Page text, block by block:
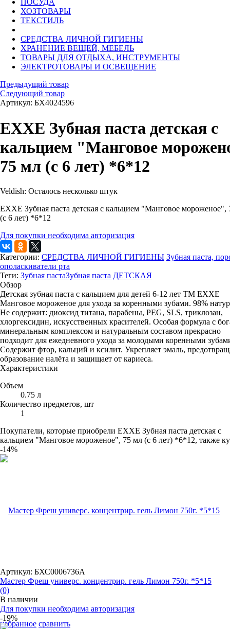
ПОСУДА
ХОЗТОВАРЫ
ТЕКСТИЛЬ
СРЕДСТВА ЛИЧНОЙ ГИГИЕНЫ
ХРАНЕНИЕ ВЕЩЕЙ, МЕБЕЛЬ
ТОВАРЫ ДЛЯ ОТДЫХА, ИНСТРУМЕНТЫ
ЭЛЕКТРОТОВАРЫ И ОСВЕЩЕНИЕ
Предыдущий товар
Следующий товар
Артикул: БХ4024596
EXXE Зубная паста детская с
кальцием "Манговое
75 мл (с 6 лет) *6*12
Veldish: Осталось несколько штук
EXXE Зубная паста детская с кальцием "Манговое мороженое",
(с 6 лет) *6*12
Для покупки необходима авторизация
Категории: СРЕДСТВА ЛИЧНОЙ ГИГИЕНЫ Зубная паста,
ополаскиватели рта
Теги: Зубная пастаЗубная паста ДЕТСКАЯ
Обзор
Детская зубная паста с кальцием для детей 6-12 лет ТМ EXXE
Манговое мороженое для ухода за коренными зубами. 98%
Не содержит: диоксид титана, парабены, PEG, SLS, триклозан,
хлоргексидин, искусственных красителей. Особая формула с
минеральным комплексом и натуральным составом прекрасно
подходит для ежедневного ухода за молодыми коренными
Содержит фтор, кальций и ксилит. Укрепляет эмаль,
образование налёта и защищает от кариеса.
Характеристики
Объем
0.75 л
Количество предметов, шт
1
Покупатели, которые приобрели EXXE Зубная паста детская с
кальцием "Манговое мороженое", 75 мл (с 6 лет) *6*12, также
-14%
избранное сравнить
Артикул: БХС0006736А
Мастер Фреш универс. концентрир. гель Лимон 750г. *5*15
(0)
В наличии
Для покупки необходима авторизация
-19%